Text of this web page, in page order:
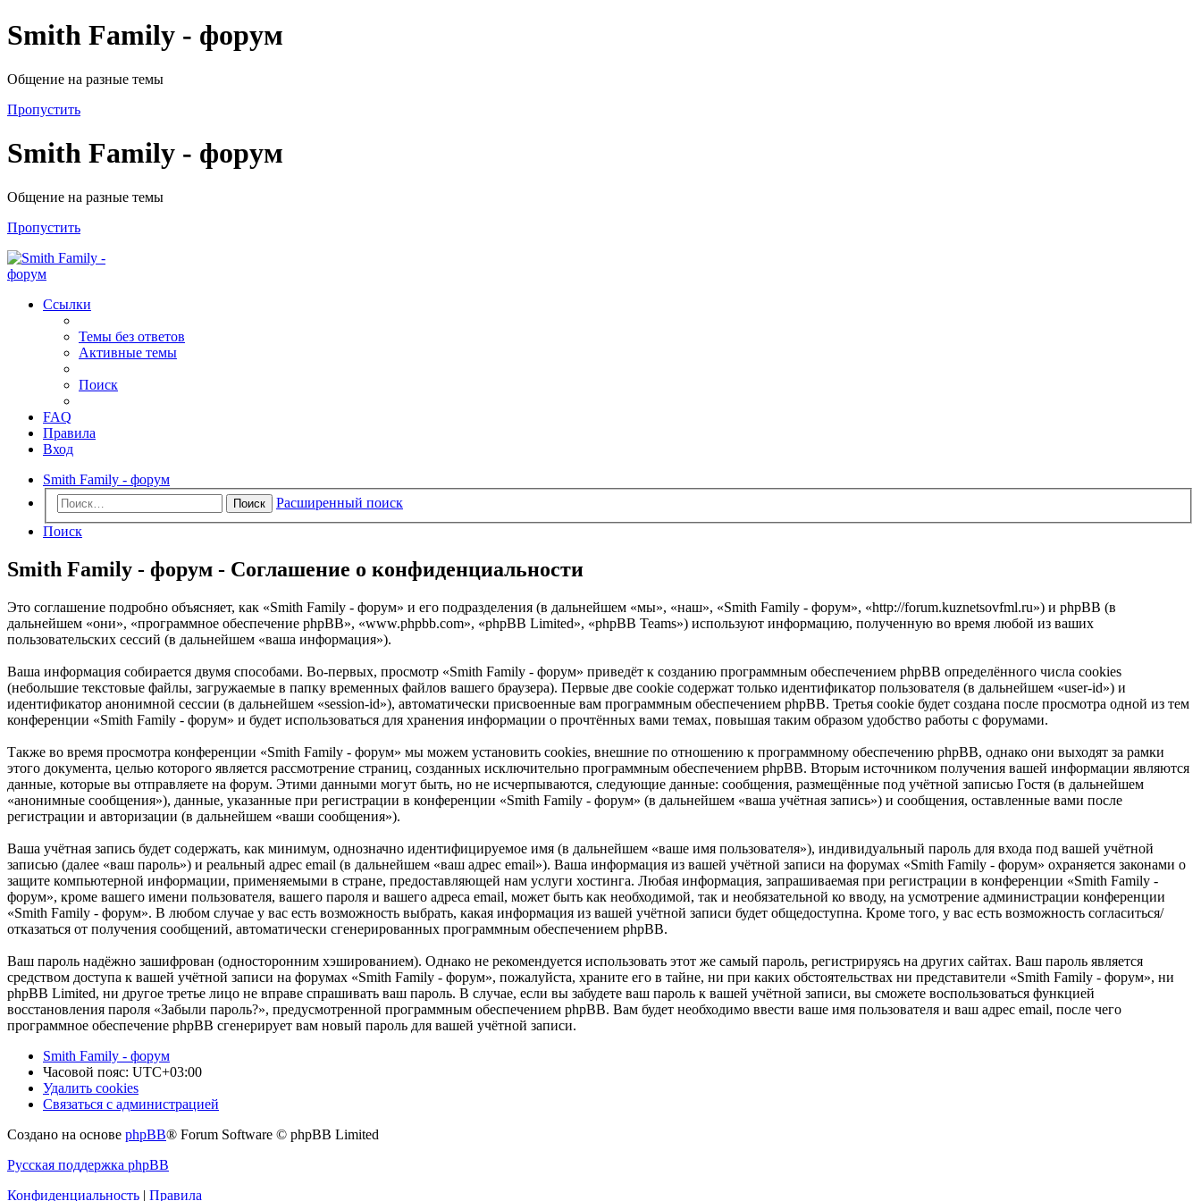
Smith Family - форум
Общение на разные темы
Пропустить
Smith Family - форум
Общение на разные темы
Пропустить
Ссылки
Темы без ответов
Активные темы
Поиск
FAQ
Правила
Вход
Smith Family - форум
Поиск
Расширенный поиск
Поиск
Smith Family - форум - Соглашение о конфиденциальности
Это соглашение подробно объясняет, как «Smith Family - форум» и его подразделения (в дальнейшем «мы», «наш», «Smith Family - форум», «http://forum.kuznetsovfml.ru») и phpBB (в
дальнейшем «они», «программное обеспечение phpBB», «www.phpbb.com», «phpBB Limited», «phpBB Teams») используют информацию, полученную во время любой из ваших
пользовательских сессий (в дальнейшем «ваша информация»).
Ваша информация собирается двумя способами. Во-первых, просмотр «Smith Family - форум» приведёт к созданию программным обеспечением phpBB определённого числа cookies
(небольшие текстовые файлы, загружаемые в папку временных файлов вашего браузера). Первые две cookie содержат только идентификатор пользователя (в дальнейшем «user-id») и
идентификатор анонимной сессии (в дальнейшем «session-id»), автоматически присвоенные вам программным обеспечением phpBB. Третья cookie будет создана после просмотра одной из тем
конференции «Smith Family - форум» и будет использоваться для хранения информации о прочтённых вами темах, повышая таким образом удобство работы с форумами.
Также во время просмотра конференции «Smith Family - форум» мы можем установить cookies, внешние по отношению к программному обеспечению phpBB, однако они выходят за рамки
этого документа, целью которого является рассмотрение страниц, созданных исключительно программным обеспечением phpBB. Вторым источником получения вашей информации являются
данные, которые вы отправляете на форум. Этими данными могут быть, но не исчерпываются, следующие данные: сообщения, размещённые под учётной записью Гостя (в дальнейшем
«анонимные сообщения»), данные, указанные при регистрации в конференции «Smith Family - форум» (в дальнейшем «ваша учётная запись») и сообщения, оставленные вами после
регистрации и авторизации (в дальнейшем «ваши сообщения»).
Ваша учётная запись будет содержать, как минимум, однозначно идентифицируемое имя (в дальнейшем «ваше имя пользователя»), индивидуальный пароль для входа под вашей учётной
записью (далее «ваш пароль») и реальный адрес email (в дальнейшем «ваш адрес email»). Ваша информация из вашей учётной записи на форумах «Smith Family - форум» охраняется законами о
защите компьютерной информации, применяемыми в стране, предоставляющей нам услуги хостинга. Любая информация, запрашиваемая при регистрации в конференции «Smith Family -
форум», кроме вашего имени пользователя, вашего пароля и вашего адреса email, может быть как необходимой, так и необязательной ко вводу, на усмотрение администрации конференции
«Smith Family - форум». В любом случае у вас есть возможность выбрать, какая информация из вашей учётной записи будет общедоступна. Кроме того, у вас есть возможность согласиться/
отказаться от получения сообщений, автоматически сгенерированных программным обеспечением phpBB.
Ваш пароль надёжно зашифрован (односторонним хэшированием). Однако не рекомендуется использовать этот же самый пароль, регистрируясь на других сайтах. Ваш пароль является
средством доступа к вашей учётной записи на форумах «Smith Family - форум», пожалуйста, храните его в тайне, ни при каких обстоятельствах ни представители «Smith Family - форум», ни
phpBB Limited, ни другое третье лицо не вправе спрашивать ваш пароль. В случае, если вы забудете ваш пароль к вашей учётной записи, вы сможете воспользоваться функцией
восстановления пароля «Забыли пароль?», предусмотренной программным обеспечением phpBB. Вам будет необходимо ввести ваше имя пользователя и ваш адрес email, после чего
программное обеспечение phpBB сгенерирует вам новый пароль для вашей учётной записи.
Smith Family - форум
Часовой пояс: UTC+03:00
Удалить cookies
Связаться с администрацией
Создано на основе phpBB® Forum Software © phpBB Limited
Русская поддержка phpBB
Конфиденциальность | Правила